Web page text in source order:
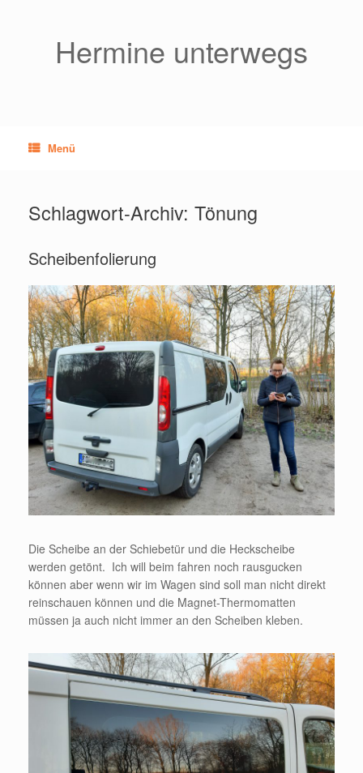
Hermine unterwegs
Menü
Schlagwort-Archiv: Tönung
Scheibenfolierung
Die Scheibe an der Schiebetür und die Heckscheibe
werden getönt. Ich will beim fahren noch rausgucken
können aber wenn wir im Wagen sind soll man nicht direkt
reinschauen können und die Magnet-Thermomatten
müssen ja auch nicht immer an den Scheiben kleben.